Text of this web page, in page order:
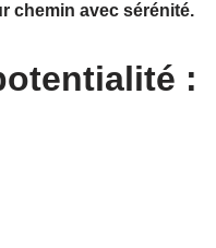
chemin avec sérénité.
: